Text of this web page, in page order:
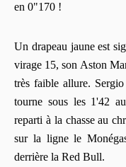
en 0"170 !
Un drapeau jaune est
virage 15, son Aston
très faible allure.
tourne sous les 1'42
reparti à la chasse au
sur la ligne le
derrière la Red Bull.